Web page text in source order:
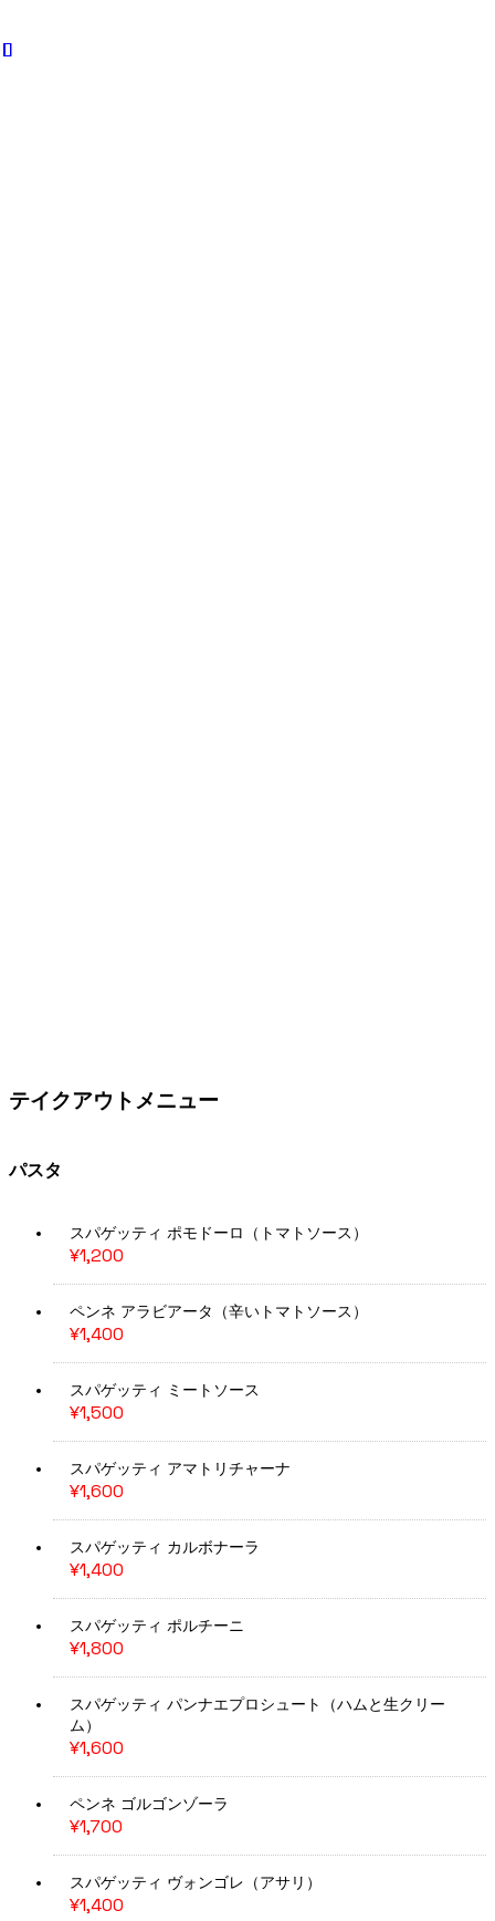
テイクアウトメニュー
パスタ
スパゲッティ ポモドーロ（トマトソース）
¥1,200
ペンネ アラビアータ（辛いトマトソース）
¥1,400
スパゲッティ ミートソース
¥1,500
スパゲッティ アマトリチャーナ
¥1,600
スパゲッティ カルボナーラ
¥1,400
スパゲッティ ポルチーニ
¥1,800
スパゲッティ パンナエプロシュート（ハムと生クリー
ム）
¥1,600
ペンネ ゴルゴンゾーラ
¥1,700
スパゲッティ ヴォンゴレ（アサリ）
¥1,400